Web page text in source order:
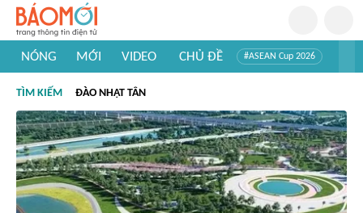
NÓNG MỚI VIDEO CHỦ ĐỀ #ASEAN Cup 2026
#Khám phá thế giới
TÌM KIẾM ĐÀO NHẬT TÂN